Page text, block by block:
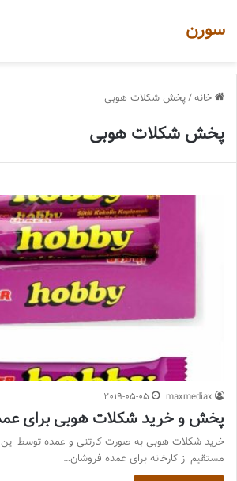
سورن
خانه/پخش شکلات هوبی
پخش شکلات هوبی
maxmediax
2019-05-05
پخش و خرید شکلات هوبی برای
خرید شکلات هوبی به صورت کارتنی و عمده توسط
مستقیم از کارخانه برای عمده فروشان…